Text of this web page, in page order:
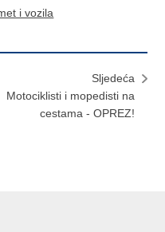
i vozila
Sljedeća
Motociklisti i mopedisti na
cestama - OPREZ!